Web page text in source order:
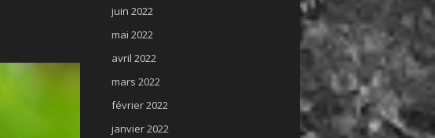
juin 2022
mai 2022
avril 2022
mars 2022
février 2022
janvier 2022